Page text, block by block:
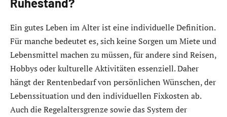
Ein gutes Leben im Alter ist eine individuelle Definition.
Für manche bedeutet es, sich keine Sorgen um Miete und
Lebensmittel machen zu müssen, für andere sind Reisen,
Hobbys oder kulturelle Aktivitäten essenziell. Daher
hängt der Rentenbedarf von persönlichen Wünschen, der
Lebenssituation und den individuellen Fixkosten ab.
Auch die Regelaltersgrenze sowie das System der